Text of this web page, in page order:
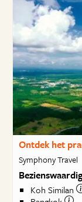
Ontdek het
Symphony Travel
Koh Similan